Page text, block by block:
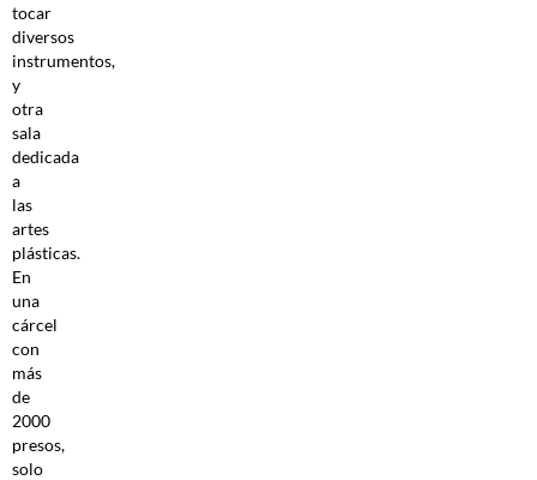
tocar
diversos
instrumentos,
y
otra
sala
dedicada
a
las
artes
plásticas.
En
una
cárcel
con
más
de
2000
presos,
solo